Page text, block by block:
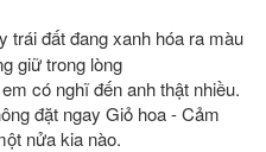
trái đất đang xanh hóa ra màu
giữ trong lòng
có nghĩ đến anh thật nhiều.
đặt ngay Giỏ hoa - Cảm
nửa kia nào.